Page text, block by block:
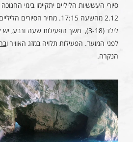
לפני המועד. הפעילות תלויה במזג האוויר ו
הנקרה.